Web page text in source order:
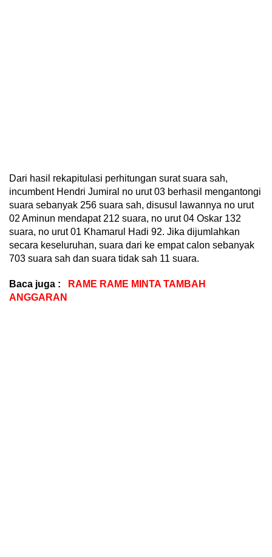
Dari hasil rekapitulasi perhitungan surat suara sah,
incumbent Hendri Jumiral no urut 03 berhasil mengantongi
suara sebanyak 256 suara sah, disusul lawannya no urut
02 Aminun mendapat 212 suara, no urut 04 Oskar 132
suara, no urut 01 Khamarul Hadi 92. Jika dijumlahkan
secara keseluruhan, suara dari ke empat calon sebanyak
703 suara sah dan suara tidak sah 11 suara.
Baca juga :
RAME RAME MINTA TAMBAH
ANGGARAN